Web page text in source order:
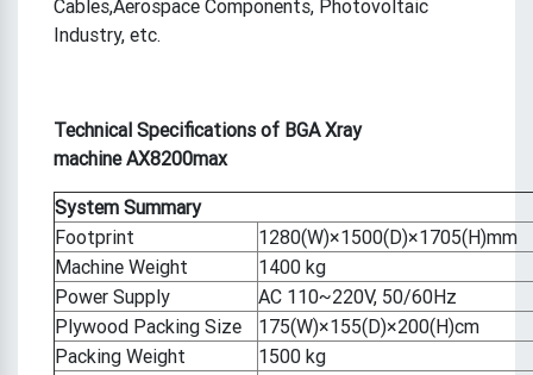
Cables,Aerospace Components, Photovoltaic
Industry, etc.
Technical Specifications of BGA Xray
machine AX8200max
System Summary
Footprint
1280(W)×1500(D)×1705(H)mm
Machine Weight
1400 kg
Power Supply
AC 110~220V, 50/60Hz
Plywood Packing Size
175(W)×155(D)×200(H)cm
Packing Weight
1500 kg